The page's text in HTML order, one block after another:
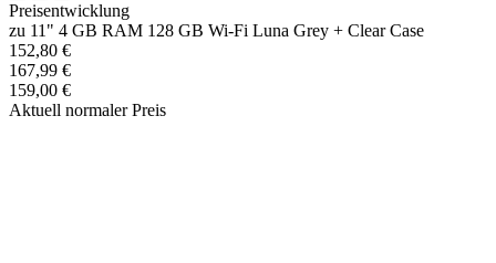
Preisentwicklung
zu 11" 4 GB RAM 128 GB Wi-Fi Luna Grey + Clear Case
152,80 €
167,99 €
159,00 €
Aktuell normaler Preis